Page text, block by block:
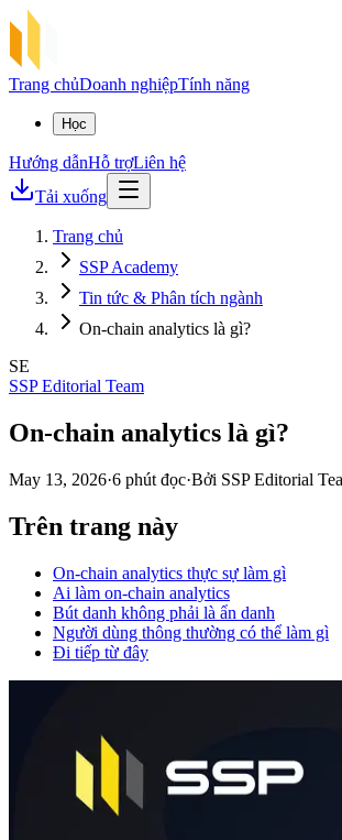
Trang chủDoanh nghiệpTính năng
Học
Hướng dẫnHỗ trợLiên hệ
Tải xuống
Trang chủ
SSP Academy
Tin tức & Phân tích ngành
On-chain analytics là gì?
SE
SSP Editorial Team
On-chain analytics là gì?
May 13, 2026·6 phút đọc·Bởi SSP Editorial
Trên trang này
On-chain analytics thực sự làm gì
Ai làm on-chain analytics
Bút danh không phải là ẩn danh
Người dùng thông thường có thể làm gì
Đi tiếp từ đây